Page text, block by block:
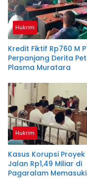
Hukrim
Kredit Fiktif Rp760 M
Perpanjang Derita
Plasma Muratara
Hukrim
Kasus Korupsi Proyek
Jalan Rp1,49 Miliar di
Pagaralam Memasuki